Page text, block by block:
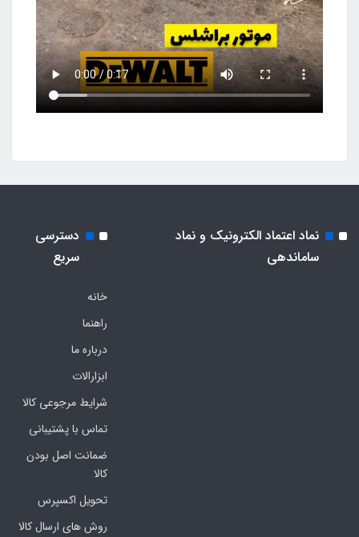
نماد اعتماد الکترونیک و نماد
ساماندهی
دسترسی
سریع
خانه
راهنما
درباره ما
ابزارالات
شرایط مرجوعی کالا
تماس با پشتیبانی
ضمانت اصل بودن
کالا
تحویل اکسپرس
روش های ارسال کالا